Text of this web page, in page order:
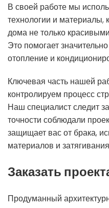
В своей работе мы
технологии и материалы,
дома не только
Это помогает
отопление и
Ключевая часть нашей
контролируем процесс
Наш специалист следит
точности соблюдали
защищает вас от брака,
материалов и
Заказать
Продуманный